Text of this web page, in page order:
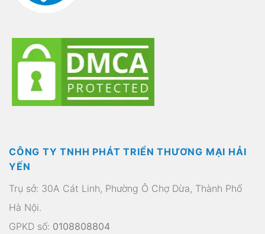
CÔNG TY TNHH PHÁT TRIỂN THƯƠNG MẠI HẢI
YẾN
Trụ sở: 30A Cát Linh, Phường Ô Chợ Dừa, Thành Phố
Hà Nội.
GPKD số: 0108808804